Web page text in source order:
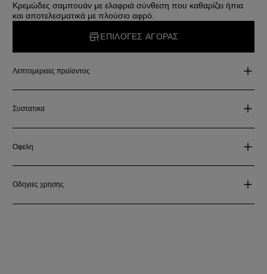
Κρεμώδες σαμπουάν με ελαφριά σύνθεση που καθαρίζει ήπια
και αποτελεσματικά με πλούσιο αφρό.
ΕΠΙΛΟΓΕΣ ΑΓΟΡΑΣ
Λεπτομερειες προϊοντος
Συστατικα
Οφελη
Οδηγιες χρησης